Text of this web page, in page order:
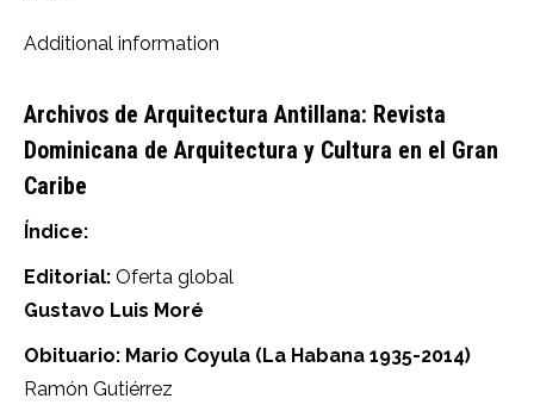
Additional information
Archivos de Arquitectura Antillana: Revista
Dominicana de Arquitectura y Cultura en el Gran
Caribe
Índice:
Editorial: Oferta global
Gustavo Luis Moré
Obituario: Mario Coyula (La Habana 1935-2014)
Ramón Gutiérrez